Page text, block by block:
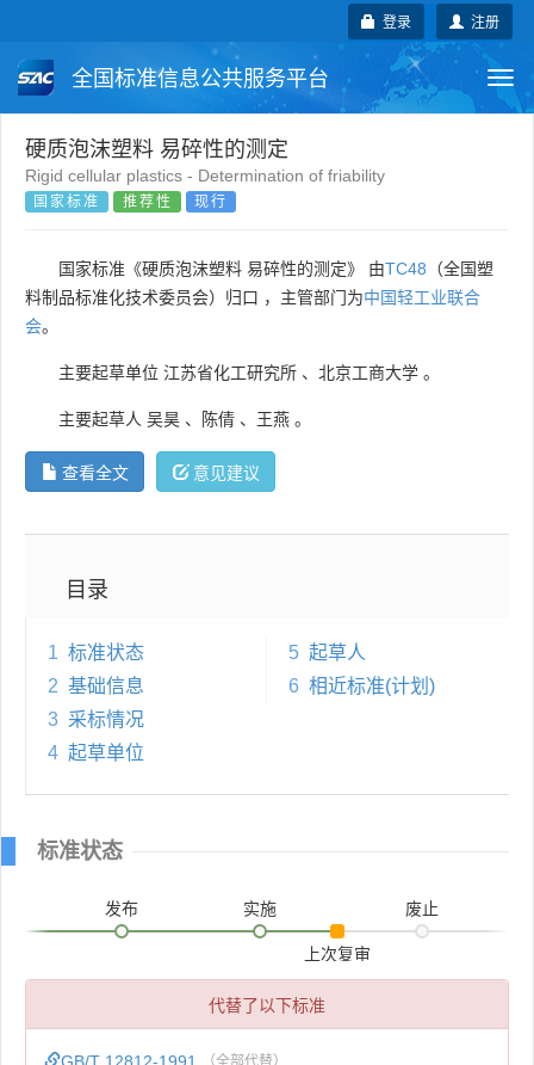
注册
登录
全国标准信息公共服务平台
国家标准 行业标准
团体标准
国外标准 技术委员会
硬质泡沫塑料 易碎性的测定
Rigid cellular plastics - Determination of friability
国家标准 推荐性 现行
国家标准《硬质泡沫塑料 易碎性的测定》 由TC48 （全国塑
料制品标准化技术委员会）归口 ，主管部门为中国轻工业联合
会。
主要起草单位 江苏省化工研究所 、 北京工商大学 。
主要起草人 吴昊 、 陈倩 、 王燕 。
查看全文 意见建议
目录
1 标准状态
2 基础信息
3 采标情况
4 起草单位
5 起草人
6 相近标准(计划)
标准状态
发布 实施
上次复审
废止
代替了以下标准
（全部代替）